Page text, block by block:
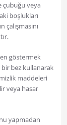
çubuğu veya
boşlukları
göstermek
bez kullanarak
maddeleri
veya hasar
yapmadan